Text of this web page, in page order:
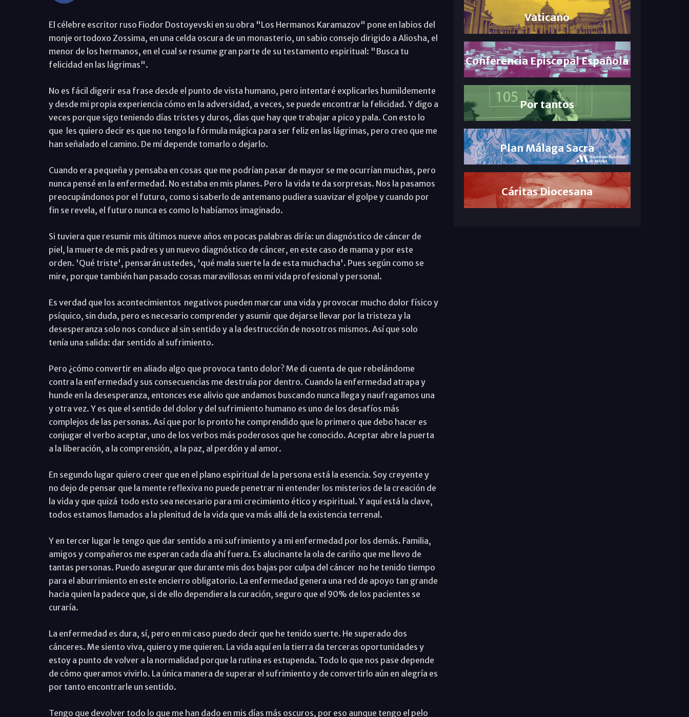
El célebre escritor ruso Fiodor Dostoyevski en su obra "Los Hermanos Karamazov" pone en labios del
monje ortodoxo Zossima, en una celda oscura de un monasterio, un sabio consejo dirigido a Aliosha, el
menor de los hermanos, en el cual se resume gran parte de su testamento espiritual: "Busca tu
felicidad en las lágrimas".
No es fácil digerir esa frase desde el punto de vista humano, pero intentaré explicarles humildemente
y desde mi propia experiencia cómo en la adversidad, a veces, se puede encontrar la felicidad. Y digo a
veces porque sigo teniendo días tristes y duros, días que hay que trabajar a pico y pala. Con esto lo
que les quiero decir es que no tengo la fórmula mágica para ser feliz en las lágrimas, pero creo que me
han señalado el camino. De mí depende tomarlo o dejarlo.
Cuando era pequeña y pensaba en cosas que me podrían pasar de mayor se me ocurrían muchas, pero
nunca pensé en la enfermedad. No estaba en mis planes. Pero la vida te da sorpresas. Nos la pasamos
preocupándonos por el futuro, como si saberlo de antemano pudiera suavizar el golpe y cuando por
fin se revela, el futuro nunca es como lo habíamos imaginado.
Si tuviera que resumir mis últimos nueve años en pocas palabras diría: un diagnóstico de cáncer de
piel, la muerte de mis padres y un nuevo diagnóstico de cáncer, en este caso de mama y por este
orden. 'Qué triste', pensarán ustedes, 'qué mala suerte la de esta muchacha'. Pues según como se
mire, porque también han pasado cosas maravillosas en mi vida profesional y personal.
Es verdad que los acontecimientos negativos pueden marcar una vida y provocar mucho dolor físico y
psíquico, sin duda, pero es necesario comprender y asumir que dejarse llevar por la tristeza y la
desesperanza solo nos conduce al sin sentido y a la destrucción de nosotros mismos. Así que solo
tenía una salida: dar sentido al sufrimiento.
Pero ¿cómo convertir en aliado algo que provoca tanto dolor? Me di cuenta de que rebelándome
contra la enfermedad y sus consecuencias me destruía por dentro. Cuando la enfermedad atrapa y
hunde en la desesperanza, entonces ese alivio que andamos buscando nunca llega y naufragamos una
y otra vez. Y es que el sentido del dolor y del sufrimiento humano es uno de los desafíos más
complejos de las personas. Así que por lo pronto he comprendido que lo primero que debo hacer es
conjugar el verbo aceptar, uno de los verbos más poderosos que he conocido. Aceptar abre la puerta
a la liberación, a la comprensión, a la paz, al perdón y al amor.
En segundo lugar quiero creer que en el plano espiritual de la persona está la esencia. Soy creyente y
no dejo de pensar que la mente reflexiva no puede penetrar ni entender los misterios de la creación de
la vida y que quizá todo esto sea necesario para mi crecimiento ético y espiritual. Y aquí está la clave,
todos estamos llamados a la plenitud de la vida que va más allá de la existencia terrenal.
Y en tercer lugar le tengo que dar sentido a mi sufrimiento y a mi enfermedad por los demás. Familia,
amigos y compañeros me esperan cada día ahí fuera. Es alucinante la ola de cariño que me llevo de
tantas personas. Puedo asegurar que durante mis dos bajas por culpa del cáncer no he tenido tiempo
para el aburrimiento en este encierro obligatorio. La enfermedad genera una red de apoyo tan grande
hacia quien la padece que, si de ello dependiera la curación, seguro que el 90% de los pacientes se
curaría.
La enfermedad es dura, sí, pero en mi caso puedo decir que he tenido suerte. He superado dos
cánceres. Me siento viva, quiero y me quieren. La vida aquí en la tierra da terceras oportunidades y
estoy a punto de volver a la normalidad porque la rutina es estupenda. Todo lo que nos pase depende
de cómo queramos vivirlo. La única manera de superar el sufrimiento y de convertirlo aún en alegría es
por tanto encontrarle un sentido.
Tengo que devolver todo lo que me han dado en mis días más oscuros, por eso aunque tengo el pelo
Vaticano
Conferencia Episcopal Española
Por tantos
Plan Málaga Sacra
Cáritas Diocesana